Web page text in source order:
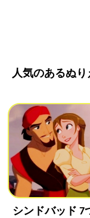
人気のあるぬり
シンドバッド 7